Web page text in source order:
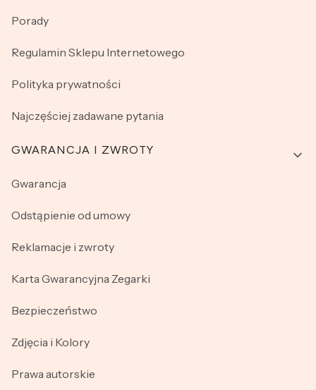
Porady
Regulamin Sklepu Internetowego
Polityka prywatności
Najczęściej zadawane pytania
GWARANCJA I ZWROTY
Gwarancja
Odstąpienie od umowy
Reklamacje i zwroty
Karta Gwarancyjna Zegarki
Bezpieczeństwo
Zdjęcia i Kolory
Prawa autorskie